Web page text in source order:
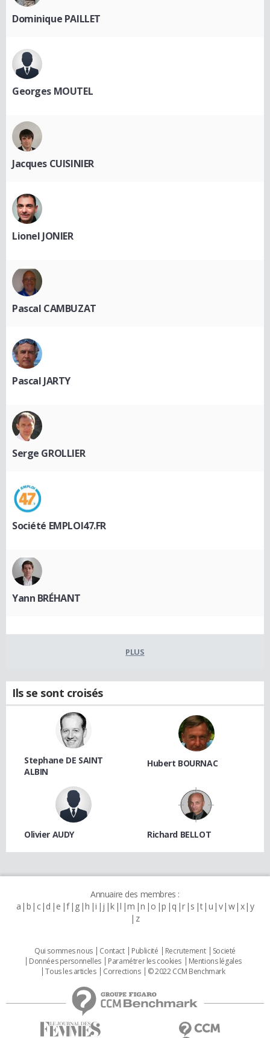
Dominique PAILLET
Georges MOUTEL
Jacques CUISINIER
Lionel JONIER
Pascal CAMBUZAT
Pascal JARTY
Serge GROLLIER
Société EMPLOI47.FR
Yann BRÉHANT
PLUS
Ils se sont croisés
Stephane DE SAINT
ALBIN
Hubert BOURNAC
Olivier AUDY Richard BELLOT
Annuaire des membres :
a b c d e f g h i j k l m n o p q r s t u v w x y
z
Qui sommes nous Contact Publicité Recrutement
Societé
Données personnelles
Paramétrer les cookies
Mentions légales
Tous les articles
Corrections © 2022 CCM Benchmark